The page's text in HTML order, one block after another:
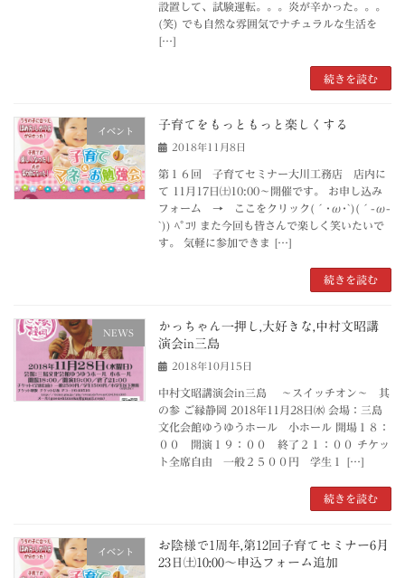
設置して、試験運転。。。炎が辛かった。。。
(笑) でも自然な雰囲気でナチュラルな生活を
[…]
続きを読む
イベント 子育てをもっともっと楽しくする
2018年11月8日
第１６回 子育てセミナー大川工務店 店内に
て 11月17日㈯10:00～開催です。 お申し込み
フォーム → ここをクリック(´･ω･`)(´-ω-
`)) ﾍﾟｺﾘ また今回も皆さんで楽しく笑いたいで
す。 気軽に参加できま […]
続きを読む
NEWS
かっちゃん一押し,大好きな,中村文昭講
演会in三島
2018年10月15日
中村文昭講演会in三島 ～スイッチオン～ 其
の参 ご縁静岡 2018年11月28日㈬ 会場：三島
文化会館ゆうゆうホール 小ホール 開場１８：
００ 開演１９：００ 終了２１：００ チケッ
ト全席自由 一般２５００円 学生１ […]
続きを読む
イベント
お陰様で1周年,第12回子育てセミナー6月
23日㈯10:00～申込フォーム追加